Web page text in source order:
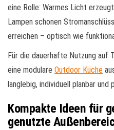
eine Rolle: Warmes Licht
Lampen schonen
erreichen – optisch wie
Für die dauerhafte Nutzung auf
eine modulare Outdoor Küche
langlebig, individuell planbar und
Kompakte Ideen für
genutzte